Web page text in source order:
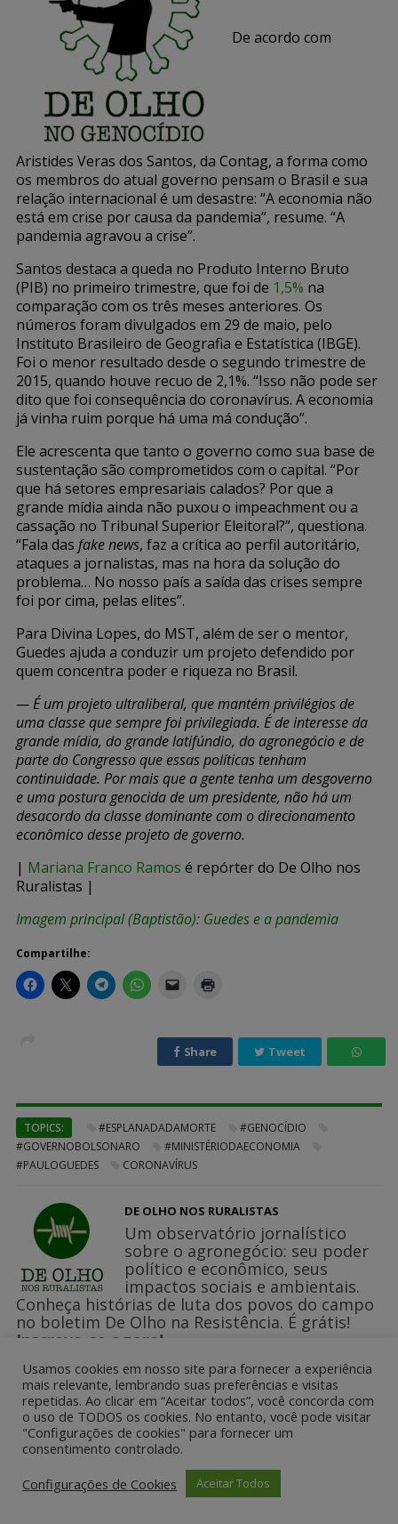
De acordo com
Aristides Veras dos Santos, da Contag, a forma como
os membros do atual governo pensam o Brasil e sua
relação internacional é um desastre: “A economia não
está em crise por causa da pandemia”, resume. “A
pandemia agravou a crise”.
Santos destaca a queda no Produto Interno Bruto
(PIB) no primeiro trimestre, que foi de 1,5% na
comparação com os três meses anteriores. Os
números foram divulgados em 29 de maio, pelo
Instituto Brasileiro de Geografia e Estatística (IBGE).
Foi o menor resultado desde o segundo trimestre de
2015, quando houve recuo de 2,1%. “Isso não pode ser
dito que foi consequência do coronavírus. A economia
já vinha ruim porque há uma má condução”.
Ele acrescenta que tanto o governo como sua base de
sustentação são comprometidos com o capital. “Por
que há setores empresariais calados? Por que a
grande mídia ainda não puxou o impeachment ou a
cassação no Tribunal Superior Eleitoral?”, questiona.
“Fala das fake news, faz a crítica ao perfil autoritário,
ataques a jornalistas, mas na hora da solução do
problema… No nosso país a saída das crises sempre
foi por cima, pelas elites”.
Para Divina Lopes, do MST, além de ser o mentor,
Guedes ajuda a conduzir um projeto defendido por
quem concentra poder e riqueza no Brasil.
— É um projeto ultraliberal, que mantém privilégios de
uma classe que sempre foi privilegiada. É de interesse da
grande mídia, do grande latifúndio, do agronegócio e de
parte do Congresso que essas políticas tenham
continuidade. Por mais que a gente tenha um desgoverno
e uma postura genocida de um presidente, não há um
desacordo da classe dominante com o direcionamento
econômico desse projeto de governo.
| Mariana Franco Ramos é repórter do De Olho nos
Ruralistas |
Imagem principal (Baptistão): Guedes e a pandemia
Compartilhe:
Share Tweet
TOPICS: #ESPLANADADAMORTE
#GENOCÍDIO
#GOVERNOBOLSONARO
#MINISTÉRIODAECONOMIA
#PAULOGUEDES
CORONAVÍRUS
DE OLHO NOS RURALISTAS
Um observatório jornalístico
sobre o agronegócio: seu poder
político e econômico, seus
impactos sociais e ambientais.
Conheça histórias de luta dos povos do campo
no boletim De Olho na Resistência. É grátis!
Inscreva-se agora!
LEAVE A REPLY:
Usamos cookies em nosso site para fornecer a experiência
mais relevante, lembrando suas preferências e visitas
repetidas. Ao clicar em “Aceitar todos”, você concorda com
o uso de TODOS os cookies. No entanto, você pode visitar
"Configurações de cookies" para fornecer um
consentimento controlado.
Configurações de Cookies
Aceitar Todos